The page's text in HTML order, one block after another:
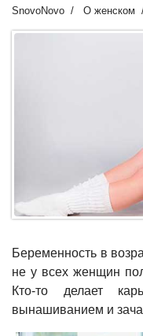
SnovoNovo О женском
Беременность в
не у всех женщин
Кто-то делает
вынашиванием и